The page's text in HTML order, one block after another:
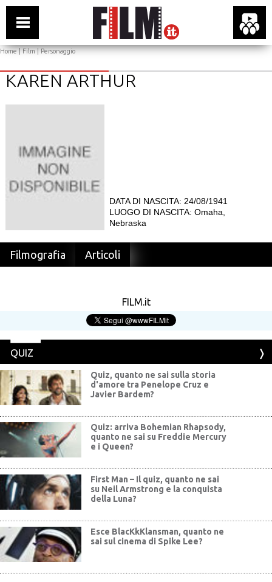
Home|Film| Personaggio
KAREN ARTHUR
DATA DI NASCITA: 24/08/1941
LUOGO DI NASCITA: Omaha,
Nebraska
Filmografia Articoli
FILM.it
QUIZ
Quiz, quanto ne sai sulla storia
d'amore tra Penelope Cruz e
Javier Bardem?
Quiz: arriva Bohemian Rhapsody,
quanto ne sai su Freddie Mercury
e i Queen?
First Man – Il quiz, quanto ne sai
su Neil Armstrong e la conquista
della Luna?
Esce BlacKkKlansman, quanto ne
sai sul cinema di Spike Lee?